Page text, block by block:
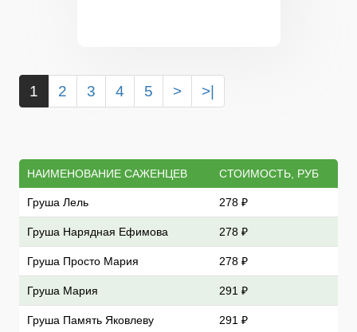
1 2 3 4 5 > >|
НАИМЕНОВАНИЕ САЖЕНЦЕВ СТОИМОСТЬ, РУБ
Груша Лель 278 ₽
Груша Нарядная Ефимова 278 ₽
Груша Просто Мария 278 ₽
Груша Мария 291 ₽
Груша Память Яковлеву 291 ₽